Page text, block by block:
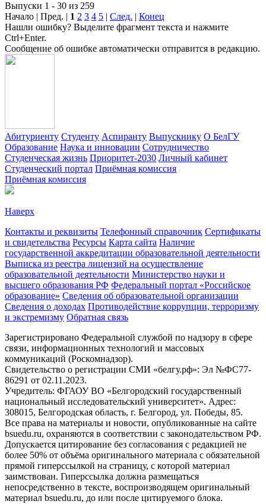
Выпуски 1 - 30 из 259
Начало | Пред. | 1 2 3 4 5 | След. | Конец
Нашли ошибку? Выделите фрагмент текста и нажмите
Ctrl+Enter.
Сообщение об ошибке автоматически отправится в редакцию.
Абитуриенту Студенту Аспиранту Выпускнику О БелГУ
Образование Наука и инновации Сотрудничество
Студенческая жизнь Приоритет-2030 Личный кабинет
Студенческий портал Приёмная комиссия
Приёмная комиссия
Наверх
Контакты и реквизиты Телефонный справочник Сертификаты
и свидетельства Ресурсы Карта сайта Наличие
государственной аккредитации образовательной деятельности
Выписка из реестра лицензий на осуществление
образовательной деятельности Министерствo науки и
высшего образования РФ Федеральный портал «Российское
образование» Сведения об образовательной организации
Сведения о доходах Противодействие коррупции, терроризму
и экстремизму Обратная связь
Зарегистрировано Федеральной службой по надзору в сфере
связи, информационных технологий и массовых
коммуникаций (Роскомнадзор).
Свидетельство о регистрации СМИ «белгу.рф»: Эл №ФС77-
86291 от 02.11.2023.
Учредитель: ФГАОУ ВО «Белгородский государственный
национальный исследовательский университет». Адрес:
308015, Белгородская область, г. Белгород, ул. Победы, 85.
Все права на материалы и новости, опубликованные на сайте
bsuedu.ru, охраняются в соответствии с законодательством РФ.
Допускается цитирование без согласования с редакцией не
более 50% от объёма оригинального материала с обязательной
прямой гиперссылкой на страницу, с которой материал
заимствован. Гиперссылка должна размещаться
непосредственно в тексте, воспроизводящем оригинальный
материал bsuedu.ru, до или после цитируемого блока.